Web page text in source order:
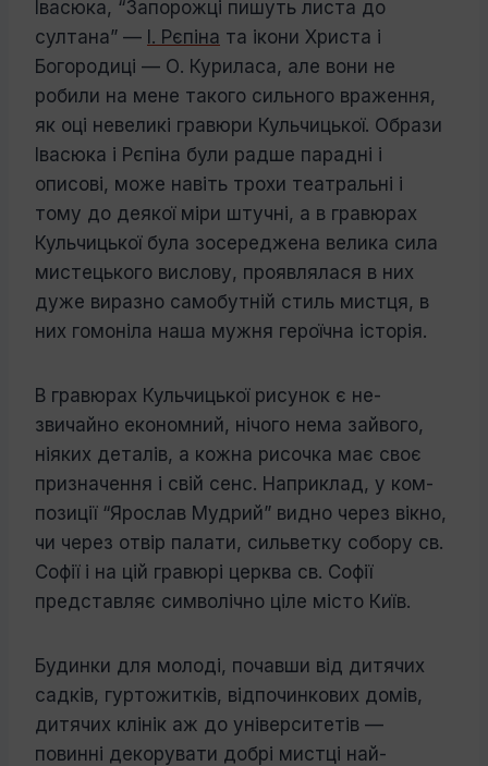
Івасюка, “Запорожці пишуть листа до
султана” — І. Рєпіна та ікони Христа і
Богородиці — О. Куриласа, але вони не
робили на мене такого сильного враження,
як оці невеликі гравюри Куль­чицької. Образи
Івасюка і Рєпіна були радше парадні і
описові, може навіть трохи театральні і
тому до деякої міри штучні, а в гравюрах
Кульчицької була зосере­джена велика сила
мистецького вислову, проявлялася в них
дуже виразно самобут­ній стиль мистця, в
них гомоніла наша мужня героїчна історія.
В гравюрах Кульчицької рисунок є не­
звичайно економний, нічого нема зайвого,
ніяких деталів, а кожна рисочка має своє
призначення і свій сенс. Наприклад, у ком­
позиції “Ярослав Мудрий” видно через вік­но,
чи через отвір палати, сильветку собору св.
Софії і на цій гравюрі церква св. Со­фії
представляє символічно ціле місто Київ.
Будинки для молоді, почавши від ди­тячих
садків, гуртожитків, відпочинкових домів,
дитячих клінік аж до університе­тів —
повинні декорувати добрі мистці най­